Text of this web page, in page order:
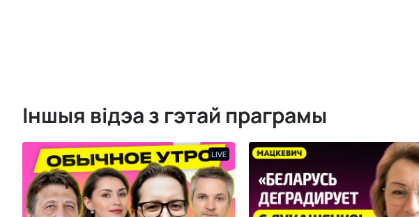
Іншыя відэа з гэтай праграмы
LIVE